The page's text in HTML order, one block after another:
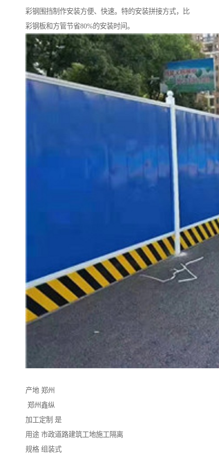
彩钢围挡制作安装方便、快速。特的安装拼接方式，比
彩钢板和方管节省80%的安装时间。
产地 郑州
郑州鑫纵
加工定制 是
用途 市政道路建筑工地施工隔离
规格 组装式